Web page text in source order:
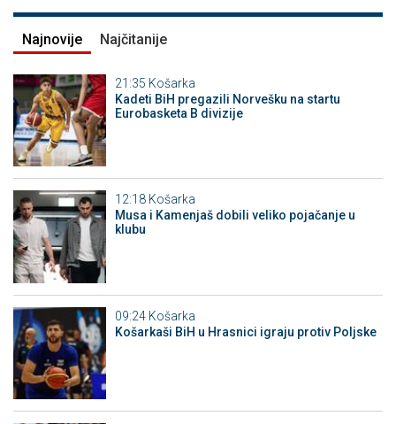
Najnovije Najčitanije
21:35 Košarka
Kadeti BiH pregazili Norvešku na startu
Eurobasketa B divizije
12:18 Košarka
Musa i Kamenjaš dobili veliko pojačanje u
klubu
09:24 Košarka
Košarkaši BiH u Hrasnici igraju protiv Poljske